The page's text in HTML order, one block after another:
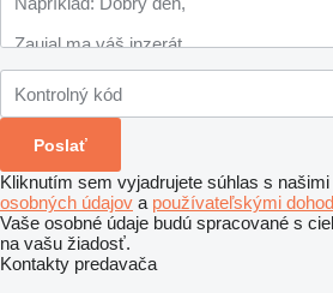
Kliknutím sem vyjadrujete súhlas s našimi
osobných údajov a používateľskými
Vaše osobné údaje budú spracované s
na vašu žiadosť.
Kontakty predavača